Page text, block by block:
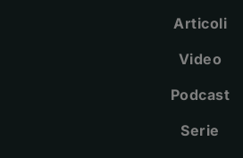
Articoli
Video
Podcast
Serie